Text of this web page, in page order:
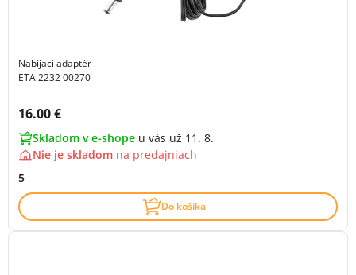
Nabíjací adaptér
ETA 2232 00270
Cena s DPH:
16.00 €
Skladom v e-shope u vás už 11. 8.
Nie je skladom na predajniach
5
Do košíka